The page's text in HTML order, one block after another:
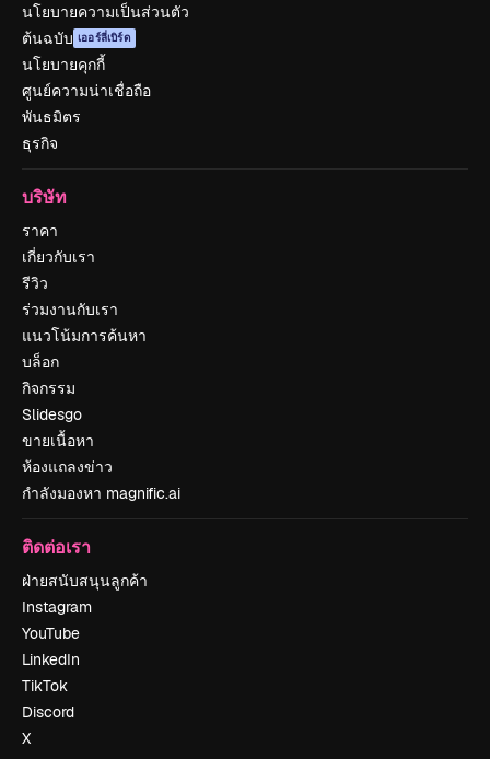
นโยบายความเป็นส่วนตัว
ต้นฉบับ เออร์ลี่เบิร์ด
นโยบายคุกกี้
ศูนย์ความน่าเชื่อถือ
พันธมิตร
ธุรกิจ
บริษัท
ราคา
เกี่ยวกับเรา
รีวิว
ร่วมงานกับเรา
แนวโน้มการค้นหา
บล็อก
กิจกรรม
Slidesgo
ขายเนื้อหา
ห้องแถลงข่าว
กำลังมองหา magnific.ai
ติดต่อเรา
ฝ่ายสนับสนุนลูกค้า
Instagram
YouTube
LinkedIn
TikTok
Discord
X